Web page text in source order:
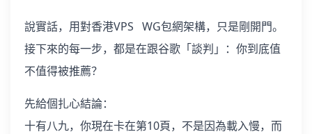
說實話，用對香港VPS WG包網架構，只是剛開門。
接下來的每一步，都是在跟谷歌「談判」：你到底值
不值得被推薦？
先給個扎心結論：
十有八九，你現在卡在第10頁，不是因為載入慢，而